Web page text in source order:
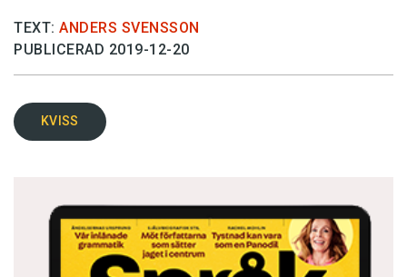
TEXT: ANDERS SVENSSON
PUBLICERAD 2019-12-20
KVISS